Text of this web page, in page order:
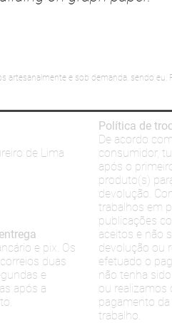
artesanalmente e sob demanda, sendo
de Lima
e pix. Os
duas
e
após a
Política de
De acordo
consumidor,
após o
produto(s)
devolução.
trabalhos em
publicações
aceitos e não
devolução ou
efetuado o
não tenha
ou realizamos
pagamento
trabalho.